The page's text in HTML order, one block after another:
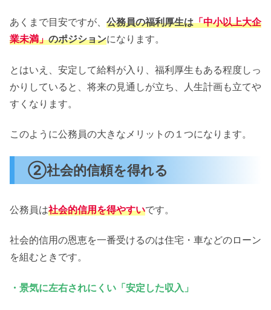
あくまで目安ですが、 公務員の福利厚生は「中小以上大企
業未満」のポジションになります。
とはいえ、安定して給料が入り、福利厚生もある程度しっ
かりしていると、将来の見通しが立ち、人生計画も立てや
すくなります。
このように公務員の大きなメリットの１つになります。
②社会的信頼を得れる
公務員は社会的信用を得やすいです。
社会的信用の恩恵を一番受けるのは住宅・車などのローン
を組むときです。
・景気に左右されにくい「安定した収入」